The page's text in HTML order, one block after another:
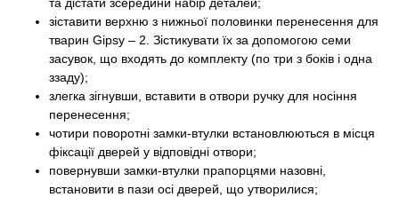
зіставити верхню з нижньої половинки перенесення для
тварин Gipsy – 2. Зістикувати їх за допомогою семи
засувок, що входять до комплекту (по три з боків і одна
ззаду);
злегка зігнувши, вставити в отвори ручку для носіння
перенесення;
чотири поворотні замки-втулки встановлюються в місця
фіксації дверей у відповідні отвори;
повернувши замки-втулки прапорцями назовні,
встановити в пази осі дверей, що утворилися;